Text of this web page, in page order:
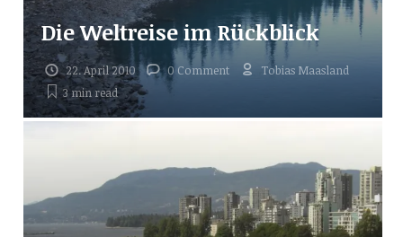
Die Weltreise im Rückblick
22. April 2010 0 Comment
Tobias Maasland
3 minread